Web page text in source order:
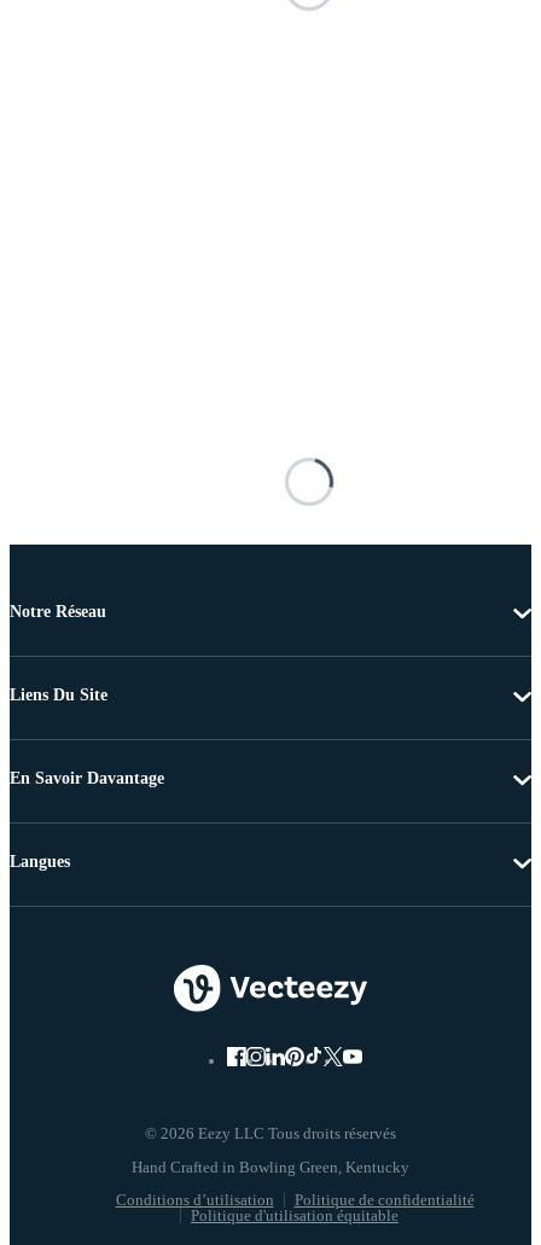
Notre Réseau
Liens Du Site
En Savoir Davantage
© 2026 Eezy LLC Tous droits réservés
Conditions d’utilisation
Politique de confidentialité
Politique d'utilisation équitable
Langues